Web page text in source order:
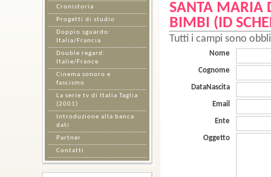
SANTA MARIA
BIMBI (ID
Tutti i campi sono
Nome
Cognome
DataNascita
Email
Ente
Oggetto
Cronistoria
Progetti di studio
Doppio sguardo:
Italia/Francia
Double regard:
Italie/France
Cinema sonoro e
fascismo
La serie tv di Italia Taglia
(2001)
Introduzione alla banca
dati
Partner
Contatti